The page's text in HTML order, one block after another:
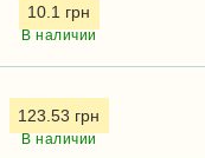
10.1 грн
В наличии
123.53 грн
В наличии